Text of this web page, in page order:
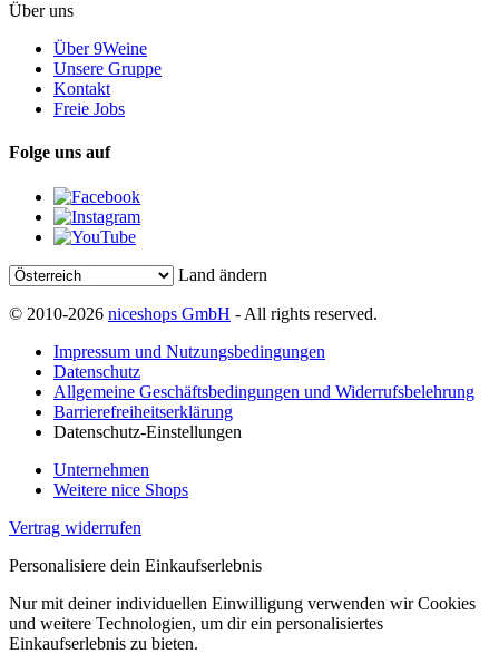
Über uns
Über 9Weine
Unsere Gruppe
Kontakt
Freie Jobs
Folge uns auf
Land ändern
© 2010-2026 niceshops GmbH - All rights reserved.
Impressum und Nutzungsbedingungen
Datenschutz
Allgemeine Geschäftsbedingungen und Widerrufsbelehrung
Barrierefreiheitserklärung
Datenschutz-Einstellungen
Unternehmen
Weitere nice Shops
Vertrag widerrufen
Personalisiere dein Einkaufserlebnis
Nur mit deiner individuellen Einwilligung verwenden wir Cookies
und weitere Technologien, um dir ein personalisiertes
Einkaufserlebnis zu bieten.